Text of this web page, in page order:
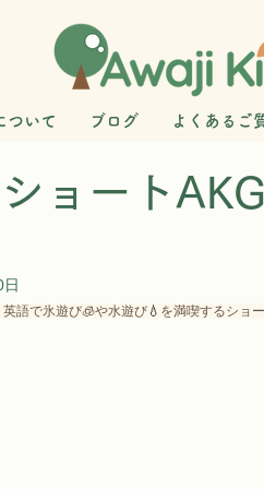
ついて ブログ よくあるご
ョート
語で氷遊び🧊や水遊び 💧 を満喫するショ